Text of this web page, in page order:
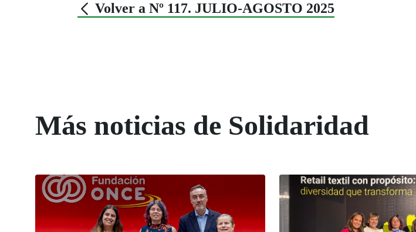
Volver a Nº 117. JULIO-AGOSTO 2025
Más noticias de Solidaridad